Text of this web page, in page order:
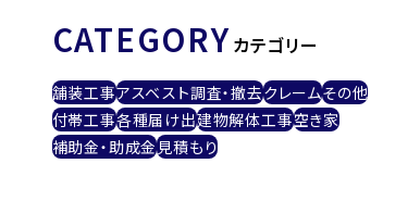
CATEGORYカテゴリー
舗装工事アスベスト調査・撤去クレームその他
付帯工事各種届け出建物解体工事空き家
補助金・助成金見積もり